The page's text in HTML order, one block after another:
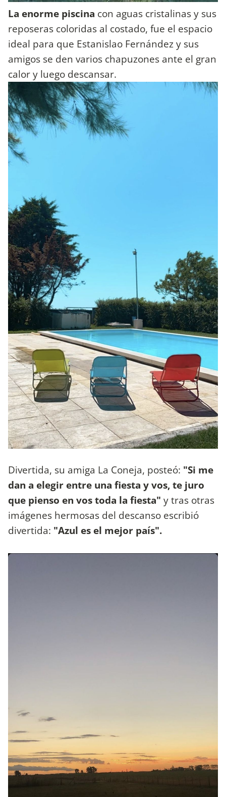
La enorme piscina con aguas cristalinas y sus
reposeras coloridas al costado, fue el espacio
ideal para que Estanislao Fernández y sus
amigos se den varios chapuzones ante el gran
calor y luego descansar.
Divertida, su amiga La Coneja, posteó: "Si me
dan a elegir entre una fiesta y vos, te juro
que pienso en vos toda la fiesta" y tras otras
imágenes hermosas del descanso escribió
divertida: "Azul es el mejor país".